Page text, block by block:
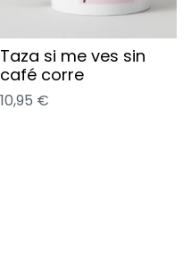
Taza si me ves sin
café corre
10,95 €